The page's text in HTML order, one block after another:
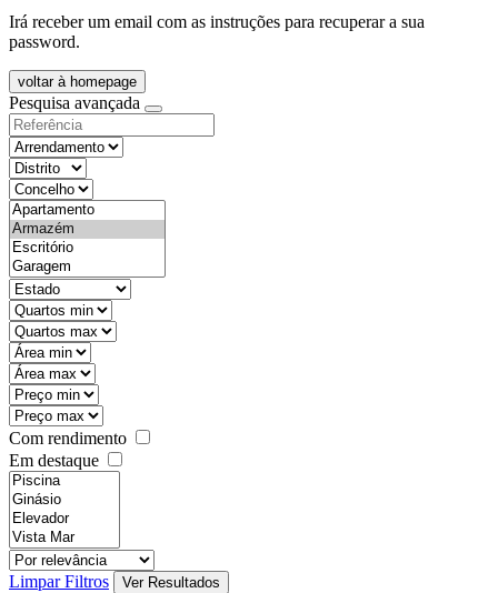
Irá receber um email com as instruções para recuperar a sua
password.
voltar à homepage
Pesquisa avançada
Com rendimento
Em destaque
Limpar Filtros Ver Resultados